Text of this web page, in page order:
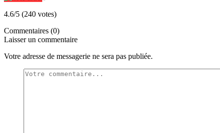
4.6/5 (240 votes)
Commentaires (0)
Laisser un commentaire
Votre adresse de messagerie ne sera pas publiée.